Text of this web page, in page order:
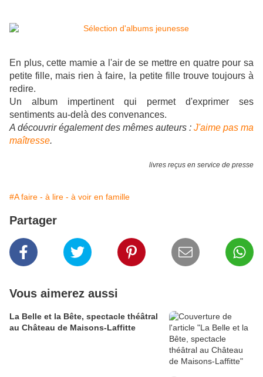
En plus, cette mamie a l'air de se mettre en quatre pour sa
petite fille, mais rien à faire, la petite fille trouve toujours à
redire.
Un album impertinent qui permet d'exprimer ses
sentiments au-delà des convenances.
A découvrir également des mêmes auteurs : J'aime pas ma
maîtresse.
livres reçus en service de presse
#A faire - à lire - à voir en famille
Partager
Vous aimerez aussi
La Belle et la Bête, spectacle théâtral
au Château de Maisons-Laffitte